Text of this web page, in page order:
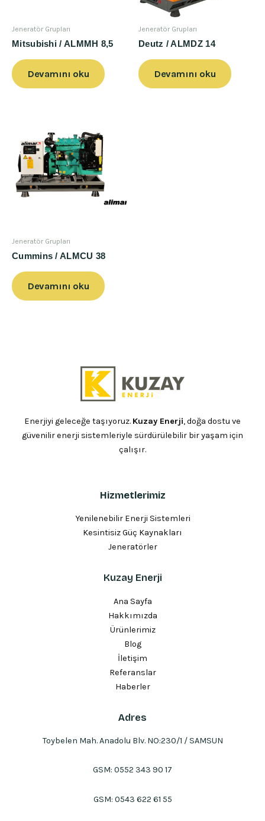
Jeneratör Grupları
Mitsubishi / ALMMH 8,5
Devamını oku
Jeneratör Grupları
Deutz / ALMDZ 14
Devamını oku
Jeneratör Grupları
Cummins / ALMCU 38
Devamını oku
Enerjiyi geleceğe taşıyoruz. Kuzay Enerji, doğa dostu ve
güvenilir enerji sistemleriyle sürdürülebilir bir yaşam için
çalışır.
Hizmetlerimiz
Yenilenebilir Enerji Sistemleri
Kesintisiz Güç Kaynakları
Jeneratörler
Kuzay Enerji
Ana Sayfa
Hakkımızda
Ürünlerimiz
Blog
İletişim
Referanslar
Haberler
Adres
Toybelen Mah. Anadolu Blv. NO:230/1 / SAMSUN
GSM: 0552 343 90 17
GSM: 0543 622 61 55